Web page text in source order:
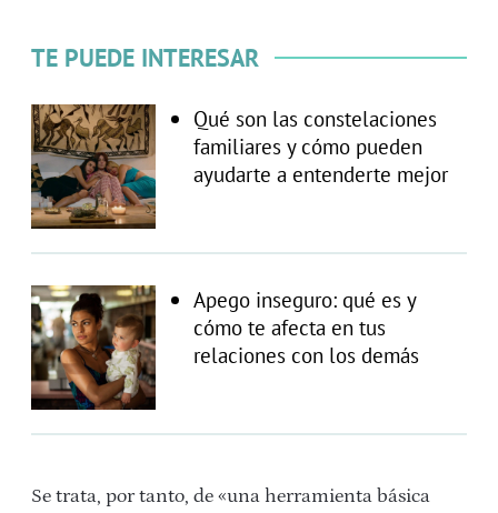
TE PUEDE INTERESAR
Qué son las constelaciones
familiares y cómo pueden
ayudarte a entenderte mejor
Apego inseguro: qué es y
cómo te afecta en tus
relaciones con los demás
Se trata, por tanto, de «una herramienta básica